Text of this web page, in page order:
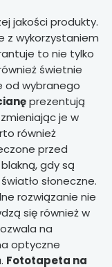
jakości produkty.
z wykorzystaniem
to nie tylko
świetnie
od wybranego
prezentują
je w
również
przed
gdy są
słoneczne.
rozwiązanie nie
się również w
na
optyczne
Fototapeta na